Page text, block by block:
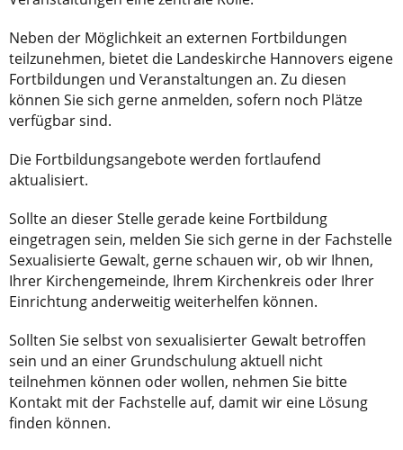
Neben der Möglichkeit an externen Fortbildungen
teilzunehmen, bietet die Landeskirche Hannovers eigene
Fortbildungen und Veranstaltungen an. Zu diesen
können Sie sich gerne anmelden, sofern noch Plätze
verfügbar sind.
Die Fortbildungsangebote werden fortlaufend
aktualisiert.
Sollte an dieser Stelle gerade keine Fortbildung
eingetragen sein, melden Sie sich gerne in der Fachstelle
Sexualisierte Gewalt, gerne schauen wir, ob wir Ihnen,
Ihrer Kirchengemeinde, Ihrem Kirchenkreis oder Ihrer
Einrichtung anderweitig weiterhelfen können.
Sollten Sie selbst von sexualisierter Gewalt betroffen
sein und an einer Grundschulung aktuell nicht
teilnehmen können oder wollen, nehmen Sie bitte
Kontakt mit der Fachstelle auf, damit wir eine Lösung
finden können.